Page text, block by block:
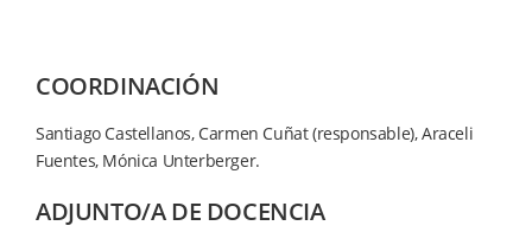
COORDINACIÓN
Santiago Castellanos, Carmen Cuñat (responsable), Araceli
Fuentes, Mónica Unterberger.
ADJUNTO/A DE DOCENCIA